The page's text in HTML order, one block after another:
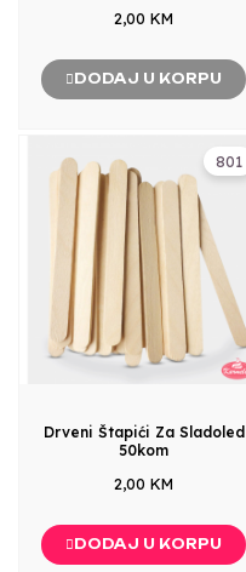
2,00 KM
DODAJ U KORPU
801
Drveni Štapići Za Sladoled
50kom
2,00 KM
DODAJ U KORPU